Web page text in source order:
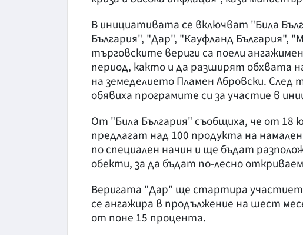
В инициативата се включват "Била
България", "Дар", "Кауфланд
търговските вериги са поели
период, както и да разширят обхвата
на земеделието Пламен Абровски.
обявиха програмите си за участие в
От "Била България" съобщиха, че от 18
предлагат над 100 продукта на
по специален начин и ще бъдат
обекти, за да бъдат по-лесно
Веригата "Дар" ще стартира
се ангажира в продължение на шест
от поне 15 процента.